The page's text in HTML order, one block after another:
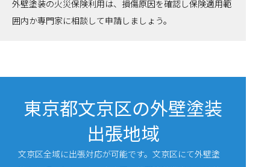
外壁塗装の火災保険利用は、損傷原因を確認し保険適用範
囲内か専門家に相談して申請しましょう。
東京都文京区の外壁塗装
出張地域
文京区全域に出張対応が可能です。文京区にて外壁塗